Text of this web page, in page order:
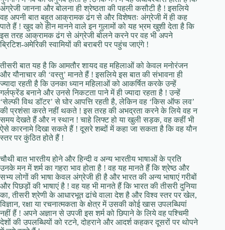
अंग्रेजी जानना और बोलना ही श्रेष्ठता की पहली कसौटी है ! इसलिये
वह अपनी बात बहुत आक्रामक ढंग से और विशेषतः अंग्रेजी में ही कह
पाते हैं ! खुद को हीन मानने वाले इन गुलामों को यह भ्रम खुशी देता है कि
इस तरह आक्रामक ढंग से अंग्रेजी बोलने करने पर वह भी अपने
ब्रिटिश-अमेरिकी स्वामियों की बराबरी पर पहुंच जाएंगे !
तीसरी बात यह है कि आमतौर शायद वह महिलाओं को केवल मनोरंजन
और यौनाचार की ‘वस्तु’ मानते हैं ! इसलिये इस बात की संभावना ही
ज्यादा रहती है कि उनका ध्यान महिलाओं को आकर्षित करके उन्हें
गर्लफ्रेंड बनाने और उनसे निकटता पाने में ही ज्यादा रहता है ! उन्हें
‘सेल्फी विथ डॉटर’ से घोर आपत्ति रहती है, लेकिन वह ‘किस ऑफ लव’
की प्रशंसा करते नहीं थकते ! इस तरह की अभद्रता करने के लिये वह न
समय देखते हैं और न स्थान ! चाहे लिफ्ट हो या खुली सड़क, वह कहीं भी
ऐसे कारनामे दिखा सकते हैं ! दूसरे शब्दों में कहा जा सकता है कि वह यौन
स्तर पर कुंठित होते हैं !
चौथी बात भारतीय होने और हिन्दी व अन्य भारतीय भाषाओं के प्रति
उनके मन में शर्म का गहरा भाव होता है ! वह यह मानते हैं कि श्रेष्ठ और
सभ्य लोगों की भाषा केवल अंग्रेजी ही है और भारत की अन्य भाषाएं गरीबों
और पिछड़ों की भाषाएं है ! वह यह भी मानते हैं कि भारत की तीसरी दुनिया
का, तीसरी श्रेणी के आधारभूत ढांचे वाला देश है और विश्व स्तर पर खेल,
विज्ञान, रक्षा या रचनात्मकता के क्षेत्र में उसकी कोई खास उपलब्धियां
नहीं हैं ! अपने अज्ञान से उपजी इस शर्म को छिपाने के लिये वह पश्चिमी
देशों की उपलब्धियों को रटने, दोहराने और आदर्श कहकर दूसरों पर थोपने